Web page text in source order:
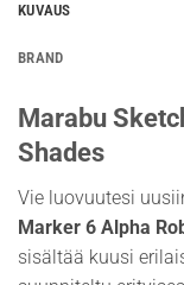
KUVAUS
BRAND
Marabu
Shades
Vie luovuutesi
Marker 6 Alpha
sisältää kuusi